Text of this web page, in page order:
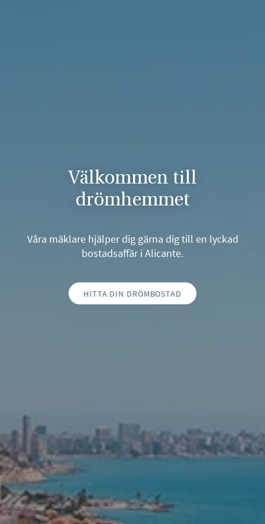
Välkommen till
drömhemmet
Våra mäklare hjälper dig gärna dig till en lyckad
bostadsaffär i Alicante.
HITTA DIN DRÖMBOSTAD